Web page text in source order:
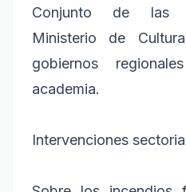
Conjunto de las
Ministerio de
gobiernos
academia.
Intervenciones